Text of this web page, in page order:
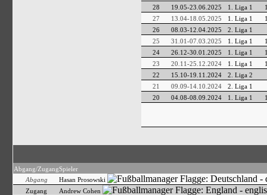
28
19.05-23.06.2025 1. Liga 1
27
13.04-18.05.2025 1. Liga 1
26
08.03-12.04.2025
2. Liga 1
25
31.01-07.03.2025 1. Liga 1
24
26.12-30.01.2025 1. Liga 1
23
20.11-25.12.2024 1. Liga 1
22
15.10-19.11.2024
2. Liga 2
21
09.09-14.10.2024
2. Liga 1
20
04.08-08.09.2024 1. Liga 1
Abgang/ZugangSpieler
Abgang
Hasan Prosowski
Zugang
Andrew Cohen